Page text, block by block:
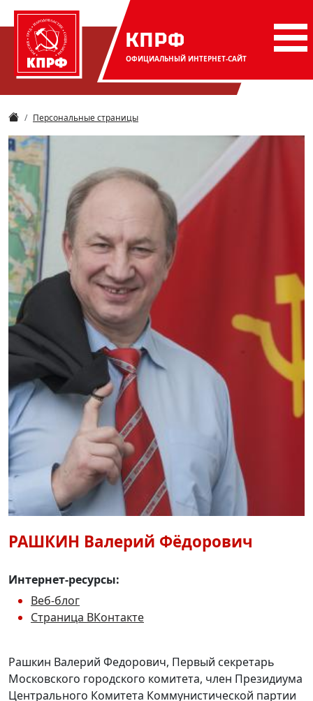
КПРФ
ОФИЦИАЛЬНЫЙ ИНТЕРНЕТ-САЙТ
Персональные страницы
РАШКИН Валерий Фёдорович
Интернет-ресурсы:
Веб-блог
Страница ВКонтакте
Рашкин Валерий Федорович, Первый секретарь
Московского городского комитета, член Президиума
Центрального Комитета Коммунистической партии